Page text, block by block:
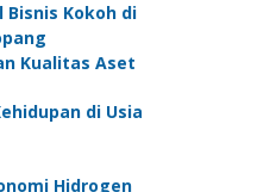
Bisnis Kokoh di
Kualitas Aset
di Usia
Hidrogen